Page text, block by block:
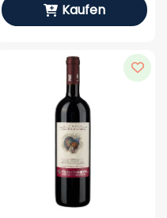
Kaufen